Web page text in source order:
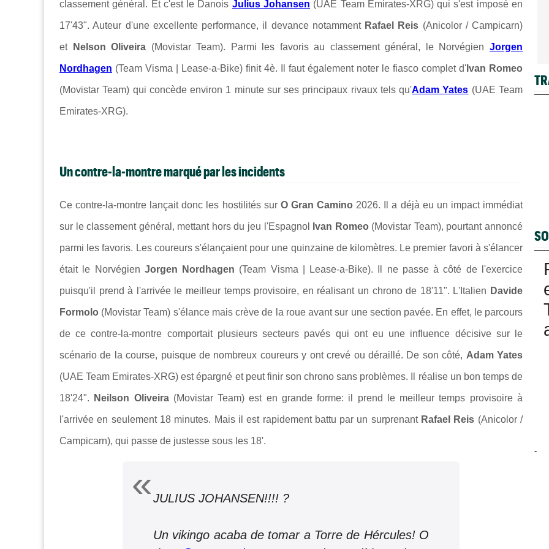
classement général. Et c'est le Danois Julius Johansen (UAE Team Emirates-XRG) qui s'est imposé en
17'43". Auteur d'une excellente performance, il devance notamment Rafael Reis (Anicolor / Campicarn)
et Nelson Oliveira (Movistar Team). Parmi les favoris au classement général, le NorvégienJorgen
Nordhagen (Team Visma | Lease-a-Bike) finit 4è. Il faut également noter le fiasco complet d' Ivan Romeo
(Movistar Team) qui concède environ 1 minute sur ses principaux rivaux tels qu'Adam Yates (UAE Team
Emirates-XRG).
Un contre-la-montre marqué par les incidents
Ce contre-la-montre lançait donc les hostilités sur O Gran Camino 2026. Il a déjà eu un impact immédiat
sur le classement général, mettant hors du jeu l'Espagnol Ivan Romeo (Movistar Team), pourtant annoncé
parmi les favoris. Les coureurs s'élançaient pour une quinzaine de kilomètres. Le premier favori à s'élancer
était le Norvégien Jorgen Nordhagen (Team Visma | Lease-a-Bike). Il ne passe à côté de l'exercice
puisqu'il prend à l'arrivée le meilleur temps provisoire, en réalisant un chrono de 18'11". L'Italien Davide
Formolo (Movistar Team) s'élance mais crève de la roue avant sur une section pavée. En effet, le parcours
de ce contre-la-montre comportait plusieurs secteurs pavés qui ont eu une influence décisive sur le
scénario de la course, puisque de nombreux coureurs y ont crevé ou déraillé. De son côté, Adam Yates
(UAE Team Emirates-XRG) est épargné et peut finir son chrono sans problèmes. Il réalise un bon temps de
18'24". Neilson Oliveira(Movistar Team) est en grande forme: il prend le meilleur temps provisoire à
l'arrivée en seulement 18 minutes. Mais il est rapidement battu par un surprenant Rafael Reis (Anicolor /
Campicarn), qui passe de justesse sous les 18'.
JULIUS JOHANSEN!!!! ?
Un vikingo acaba de tomar a Torre de Hércules! O
-